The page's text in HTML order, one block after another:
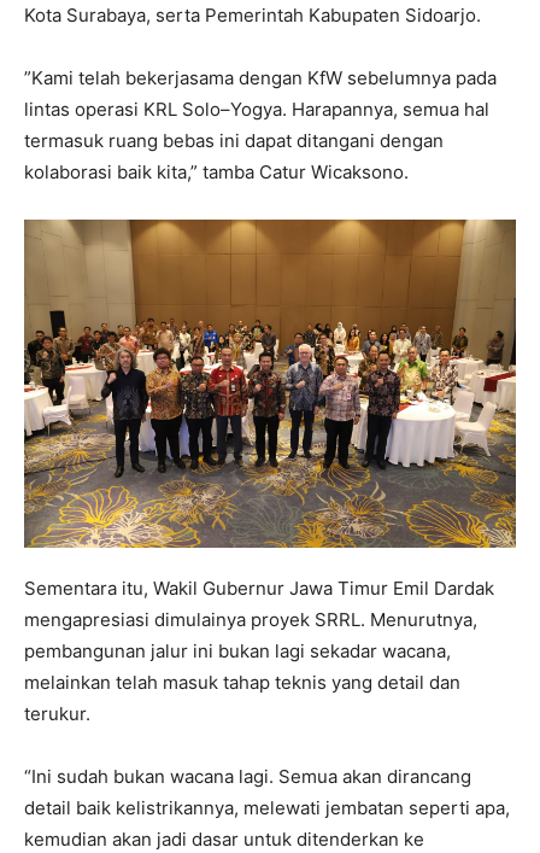
Kota Surabaya, serta Pemerintah Kabupaten Sidoarjo.
”Kami telah bekerjasama dengan KfW sebelumnya pada
lintas operasi KRL Solo–Yogya. Harapannya, semua hal
termasuk ruang bebas ini dapat ditangani dengan
kolaborasi baik kita,” tamba Catur Wicaksono.
Sementara itu, Wakil Gubernur Jawa Timur Emil Dardak
mengapresiasi dimulainya proyek SRRL. Menurutnya,
pembangunan jalur ini bukan lagi sekadar wacana,
melainkan telah masuk tahap teknis yang detail dan
terukur.
“Ini sudah bukan wacana lagi. Semua akan dirancang
detail baik kelistrikannya, melewati jembatan seperti apa,
kemudian akan jadi dasar untuk ditenderkan ke